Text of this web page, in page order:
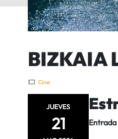
BIZKAIA
Cine
JUEVES
21